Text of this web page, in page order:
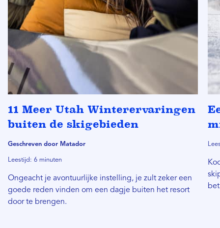
11 Meer Utah Winterervaringen
buiten de skigebieden
Geschreven door Matador
Leestijd: 6 minuten
Ongeacht je avontuurlijke instelling, je zult zeker een
goede reden vinden om een ​​dagje buiten het resort
door te brengen.